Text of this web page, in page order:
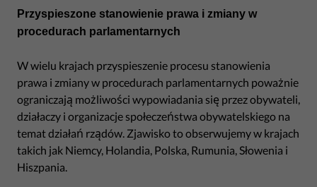
Przyspieszone stanowienie prawa i zmiany w
procedurach parlamentarnych
W wielu krajach przyspieszenie procesu stanowienia
prawa i zmiany w procedurach parlamentarnych poważnie
ograniczają możliwości wypowiadania się przez obywateli,
działaczy i organizacje społeczeństwa obywatelskiego na
temat działań rządów. Zjawisko to obserwujemy w krajach
takich jak Niemcy, Holandia, Polska, Rumunia, Słowenia i
Hiszpania.